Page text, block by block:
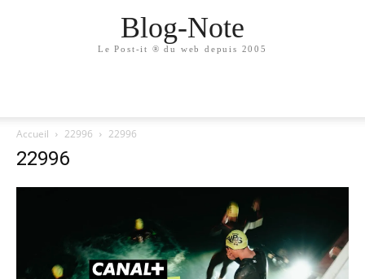
Blog-Note
Le Post-it ® du web depuis 2005
Accueil 22996 22996
22996